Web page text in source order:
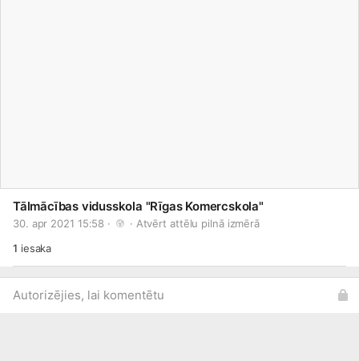
Tālmācības vidusskola "Rīgas Komercskola"
30. apr 2021 15:58 · · Atvērt attēlu pilnā izmērā
1 iesaka
Autorizējies, lai komentētu